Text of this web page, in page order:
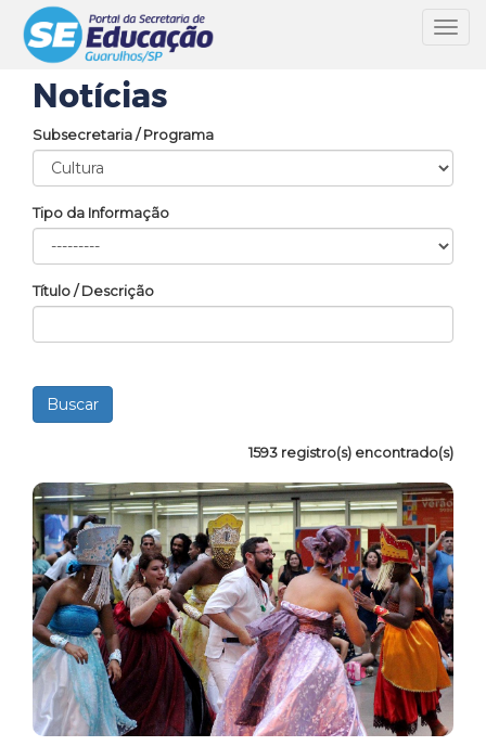
Notícias
Subsecretaria / Programa
Tipo da Informação
Título / Descrição
1593 registro(s) encontrado(s)